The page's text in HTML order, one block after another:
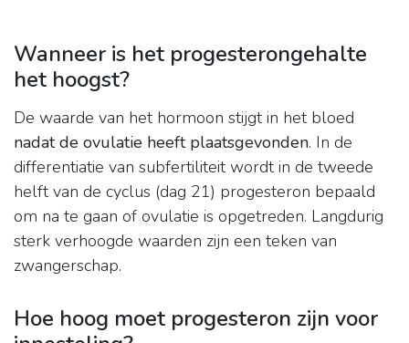
Wanneer is het progesterongehalte
het hoogst?
De waarde van het hormoon stijgt in het bloed
nadat de ovulatie heeft plaatsgevonden. In de
differentiatie van subfertiliteit wordt in de tweede
helft van de cyclus (dag 21) progesteron bepaald
om na te gaan of ovulatie is opgetreden. Langdurig
sterk verhoogde waarden zijn een teken van
zwangerschap.
Hoe hoog moet progesteron zijn voor